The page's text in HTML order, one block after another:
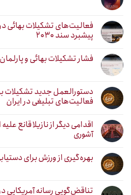
فعالیت‌های تشکیلات بهائی
پیشبرد سند ۲۰۳۰
فشار تشکیلات بهائی و
دستورالعمل جدید تشکیلات
فعالیت‌های تبلیغی در ایران
اقدامی دیگر از نازیلا قانع
آشوری
بهره‌گیری از ورزش برای
تناقض‌گویی رسانه آمریکایی